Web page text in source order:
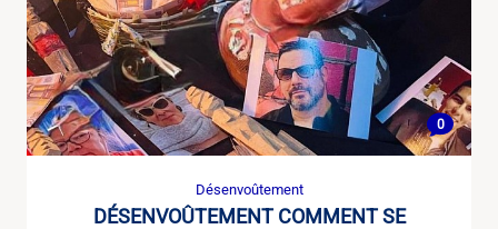
0
Désenvoûtement
DÉSENVOÛTEMENT COMMENT SE